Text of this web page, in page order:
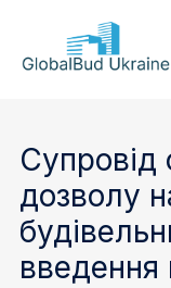
GLOBALBUD
дозволу
введення